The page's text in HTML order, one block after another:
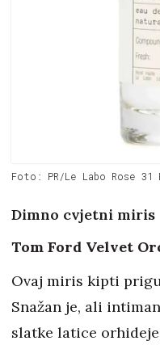
Foto: PR/Le Labo Rose 31
Dimno cvjetni miris
Tom Ford Velvet
Ovaj miris kipti
Snažan je, ali
slatke latice